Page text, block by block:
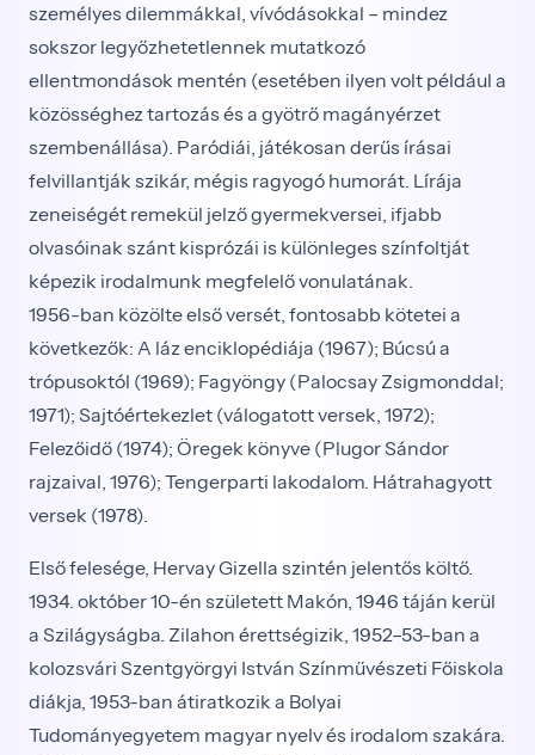
személyes dilemmákkal, vívódásokkal – mindez
sokszor legyőzhetetlennek mutatkozó
ellentmondások mentén (esetében ilyen volt például a
közösséghez tartozás és a gyötrő magányérzet
szembenállása). Paródiái, játékosan derűs írásai
felvillantják szikár, mégis ragyogó humorát. Lírája
zeneiségét remekül jelző gyermekversei, ifjabb
olvasóinak szánt kisprózái is különleges színfoltját
képezik irodalmunk megfelelő vonulatának.
1956-ban közölte első versét, fontosabb kötetei a
következők: A láz enciklopédiája (1967); Búcsú a
trópusoktól (1969); Fagyöngy (Palocsay Zsigmonddal;
1971); Sajtóértekezlet (válogatott versek, 1972);
Felezőidő (1974); Öregek könyve (Plugor Sándor
rajzaival, 1976); Tengerparti lakodalom. Hátrahagyott
versek (1978).
Első felesége, Hervay Gizella szintén jelentős költő.
1934. október 10-én született Makón, 1946 táján kerül
a Szilágyságba. Zilahon érettségizik, 1952–53-ban a
kolozsvári Szentgyörgyi István Színművészeti Főiskola
diákja, 1953-ban átiratkozik a Bolyai
Tudományegyetem magyar nyelv és irodalom szakára.